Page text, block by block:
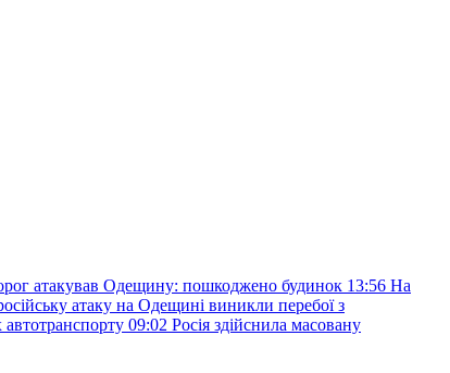
атакував Одещину: пошкоджено будинок 13:56 На
атаку на Одещині виникли перебої з
09:02 Росія здійснила масовану